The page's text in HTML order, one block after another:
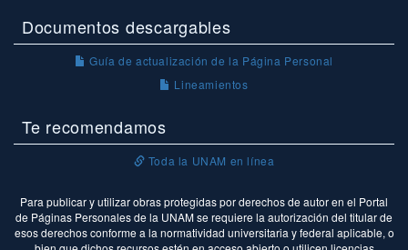
Documentos descargables
Guía de actualización de la Página Personal
Lineamientos
Te recomendamos
Toda la UNAM en línea
Para publicar y utilizar obras protegidas por derechos de autor en el Portal
de Páginas Personales de la UNAM se requiere la autorización del titular de
esos derechos conforme a la normatividad universitaria y federal aplicable, o